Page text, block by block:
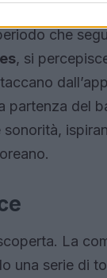
che
, si
partenza del
La
una serie di